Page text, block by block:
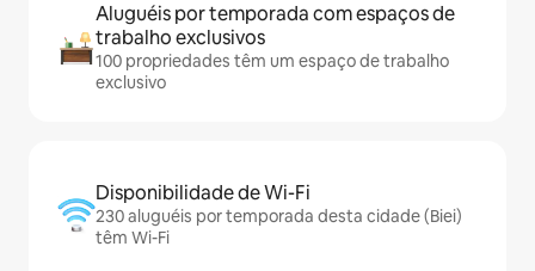
Aluguéis por temporada com espaços de
trabalho exclusivos
100 propriedades têm um espaço de trabalho
exclusivo
Disponibilidade de Wi-Fi
230 aluguéis por temporada desta cidade (Biei)
têm Wi-Fi